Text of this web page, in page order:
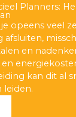
Planners:
opeens veel
afsluiten,
en
kan dit al